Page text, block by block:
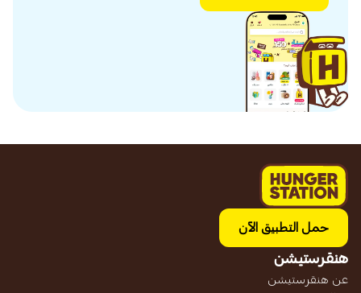
حمل التطبيق الآن
هنقرستيشن
عن هنقرستيشن